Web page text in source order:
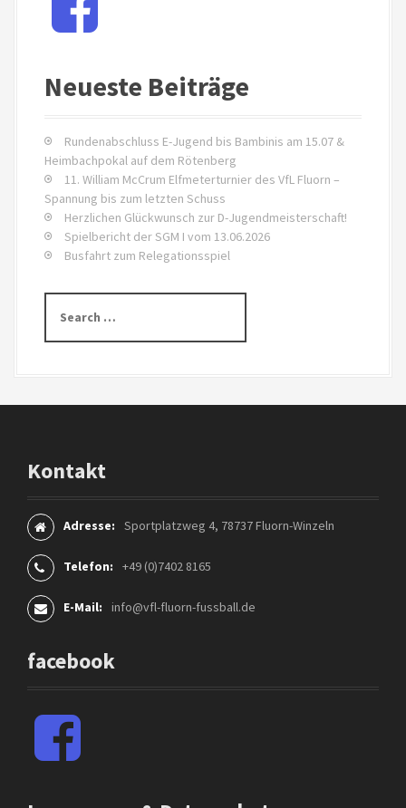
l
c
o
Neueste Beiträge
Rundenabschluss E-Jugend bis Bambinis am 15.07 &
Heimbachpokal auf dem Rötenberg
11. William McCrum Elfmeterturnier des VfL Fluorn –
Spannung bis zum letzten Schuss
Herzlichen Glückwunsch zur D-Jugendmeisterschaft!
Spielbericht der SGM I vom 13.06.2026
Busfahrt zum Relegationsspiel
a
:
Kontakt
Adresse: Sportplatzweg 4, 78737 Fluorn-Winzeln
Telefon: +49 (0)7402 8165
E-Mail: info@vfl-fluorn-fussball.de
facebook
F
c